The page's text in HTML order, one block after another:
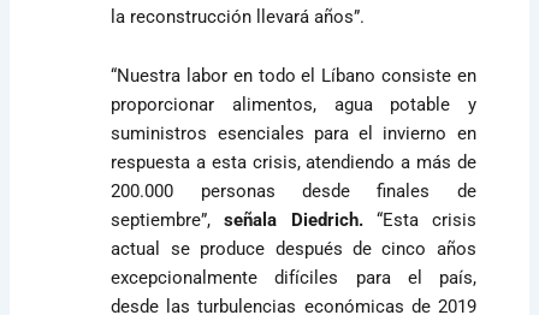
la reconstrucción llevará años”.
“Nuestra labor en todo el Líbano consiste en
proporcionar alimentos, agua potable y
suministros esenciales para el invierno en
respuesta a esta crisis, atendiendo a más de
200.000 personas desde finales de
septiembre”,señala Diedrich.“Esta crisis
actual se produce después de cinco años
excepcionalmente difíciles para el país,
desde las turbulencias económicas de 2019